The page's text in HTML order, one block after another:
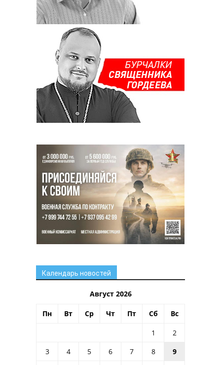
Календарь новостей
Август 2026
Пн Вт Ср Чт Пт Сб Вс
1
2
3
4 5 6 7 8
9